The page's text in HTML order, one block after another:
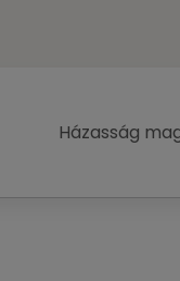
Házasság